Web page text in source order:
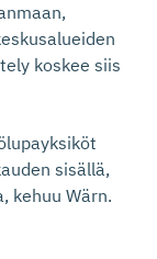
koskee siis
sisällä,
kehuu Wärn.